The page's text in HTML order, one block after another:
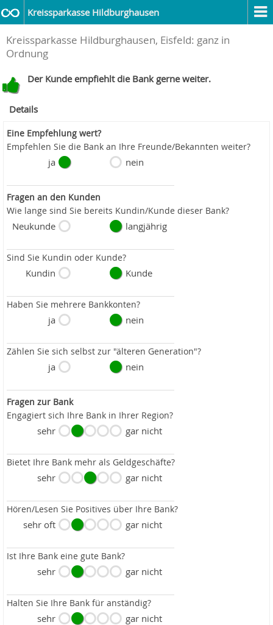
Kreissparkasse Hildburghausen
Kreissparkasse Hildburghausen, Eisfeld: ganz in
Ordnung
Der Kunde empfiehlt die Bank gerne weiter.
Details
Eine Empfehlung wert?
Empfehlen Sie die Bank an Ihre Freunde/Bekannten weiter?
ja nein
Fragen an den Kunden
Wie lange sind Sie bereits Kundin/Kunde dieser Bank?
Neukunde langjährig
Sind Sie Kundin oder Kunde?
Kundin Kunde
Haben Sie mehrere Bankkonten?
ja nein
Zählen Sie sich selbst zur "älteren Generation"?
ja nein
Fragen zur Bank
Engagiert sich Ihre Bank in Ihrer Region?
sehr gar nicht
Bietet Ihre Bank mehr als Geldgeschäfte?
sehr gar nicht
Hören/Lesen Sie Positives über Ihre Bank?
sehr oft gar nicht
Ist Ihre Bank eine gute Bank?
sehr gar nicht
Halten Sie Ihre Bank für anständig?
sehr gar nicht